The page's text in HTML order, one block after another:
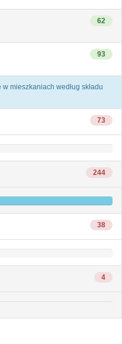
62
93
mieszkaniach według składu
73
244
38
4